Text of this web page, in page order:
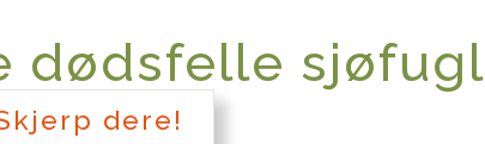
dødsfelle sjøfugl
dere!